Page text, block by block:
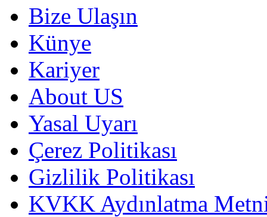
Bize Ulaşın
Künye
Kariyer
About US
Yasal Uyarı
Çerez Politikası
Gizlilik Politikası
KVKK Aydınlatma